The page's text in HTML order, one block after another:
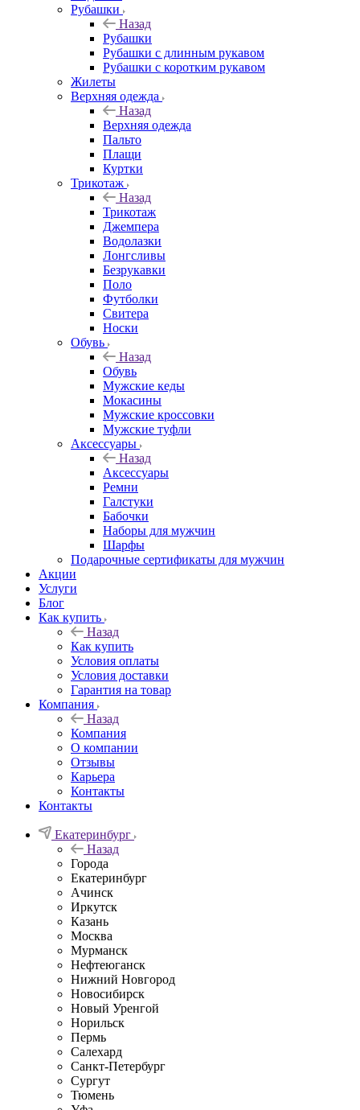
Рубашки
Назад
Рубашки
Рубашки с длинным рукавом
Рубашки с коротким рукавом
Жилеты
Верхняя одежда
Назад
Верхняя одежда
Пальто
Плащи
Куртки
Трикотаж
Назад
Трикотаж
Джемпера
Водолазки
Лонгсливы
Безрукавки
Поло
Футболки
Свитера
Носки
Обувь
Назад
Обувь
Мужские кеды
Мокасины
Мужские кроссовки
Мужские туфли
Аксессуары
Назад
Аксессуары
Ремни
Галстуки
Бабочки
Наборы для мужчин
Шарфы
Подарочные сертификаты для мужчин
Акции
Услуги
Блог
Как купить
Назад
Как купить
Условия оплаты
Условия доставки
Гарантия на товар
Компания
Назад
Компания
О компании
Отзывы
Карьера
Контакты
Контакты
Екатеринбург
Назад
Города
Екатеринбург
Ачинск
Иркутск
Казань
Москва
Мурманск
Нефтеюганск
Нижний Новгород
Новосибирск
Новый Уренгой
Норильск
Пермь
Салехард
Санкт-Петербург
Сургут
Тюмень